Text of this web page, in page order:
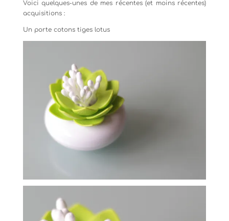
Voici quelques-unes de mes récentes (et moins récentes)
acquisitions :
Un porte cotons tiges lotus